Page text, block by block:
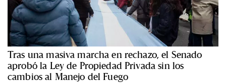
Tras una masiva marcha en rechazo, el Senado
aprobó la Ley de Propiedad Privada sin los
cambios al Manejo del Fuego